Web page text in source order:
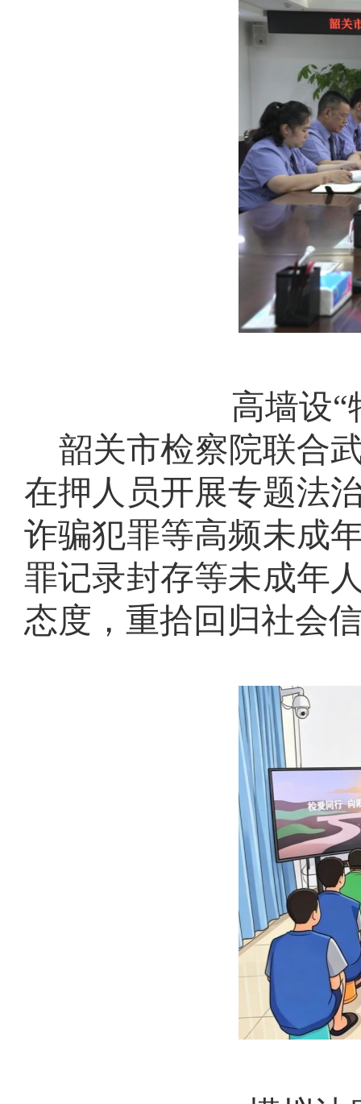
高墙设“
韶关市检察院联合
在押人员开展专题法
诈骗犯罪等高频未成
罪记录封存等未成年
态度，重拾回归社会